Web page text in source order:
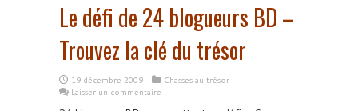
Le défi de 24 blogueurs BD –
Trouvez la clé du trésor
19 décembre 2009
Chasses au trésor
Laisser un commentaire